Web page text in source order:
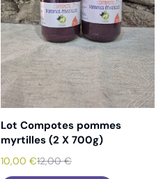
Lot Compotes pommes
myrtilles (2 X 700g)
12,00€
10,00 €